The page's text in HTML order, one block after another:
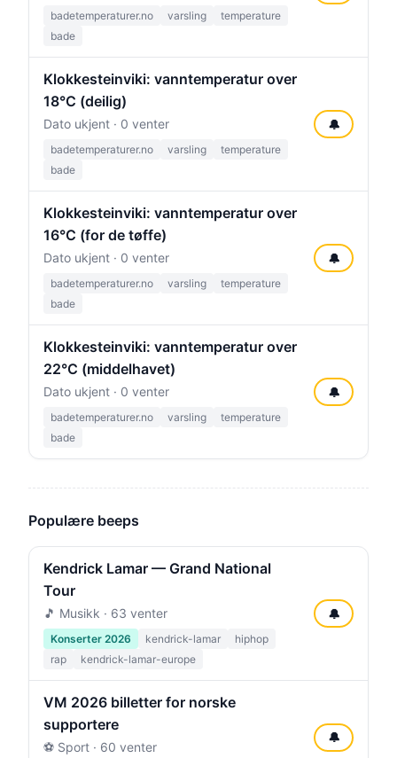
badetemperaturer.no varsling
temperature
bade
Klokkesteinviki: vanntemperatur over
18°C (deilig)
Dato ukjent · 0 venter
badetemperaturer.no varsling
temperature
bade
🔔
Klokkesteinviki: vanntemperatur over
16°C (for de tøffe)
Dato ukjent · 0 venter
badetemperaturer.no varsling
temperature
bade
🔔
Klokkesteinviki: vanntemperatur over
22°C (middelhavet)
Dato ukjent · 0 venter
badetemperaturer.no varsling
temperature
bade
🔔
Populære beeps
Kendrick Lamar — Grand National
Tour
🎵 Musikk · 63 venter
Konserter 2026 kendrick-lamar
hiphop
rap
kendrick-lamar-europe
🔔
VM 2026 billetter for norske
supportere
⚽ Sport · 60 venter
🔔